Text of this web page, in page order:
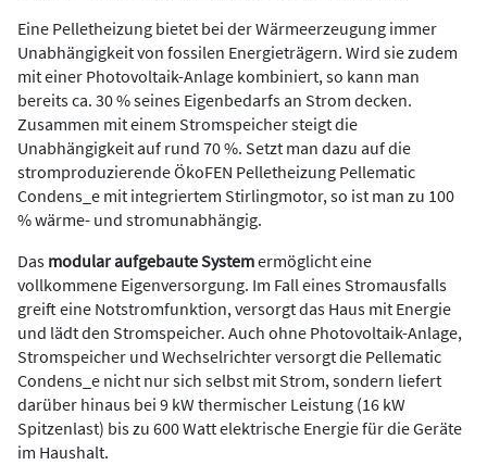
Eine Pelletheizung bietet bei der Wärmeerzeugung immer
Unabhängigkeit von fossilen Energieträgern. Wird sie zudem
mit einer Photovoltaik-Anlage kombiniert, so kann man
bereits ca. 30 % seines Eigenbedarfs an Strom decken.
Zusammen mit einem Stromspeicher steigt die
Unabhängigkeit auf rund 70 %. Setzt man dazu auf die
stromproduzierende ÖkoFEN Pelletheizung Pellematic
Condens_e mit integriertem Stirlingmotor, so ist man zu 100
% wärme- und stromunabhängig.
Das modular aufgebaute Systemermöglicht eine
vollkommene Eigenversorgung. Im Fall eines Stromausfalls
greift eine Notstromfunktion, versorgt das Haus mit Energie
und lädt den Stromspeicher. Auch ohne Photovoltaik-Anlage,
Stromspeicher und Wechselrichter versorgt die Pellematic
Condens_e nicht nur sich selbst mit Strom, sondern liefert
darüber hinaus bei 9 kW thermischer Leistung (16 kW
Spitzenlast) bis zu 600 Watt elektrische Energie für die Geräte
im Haushalt.